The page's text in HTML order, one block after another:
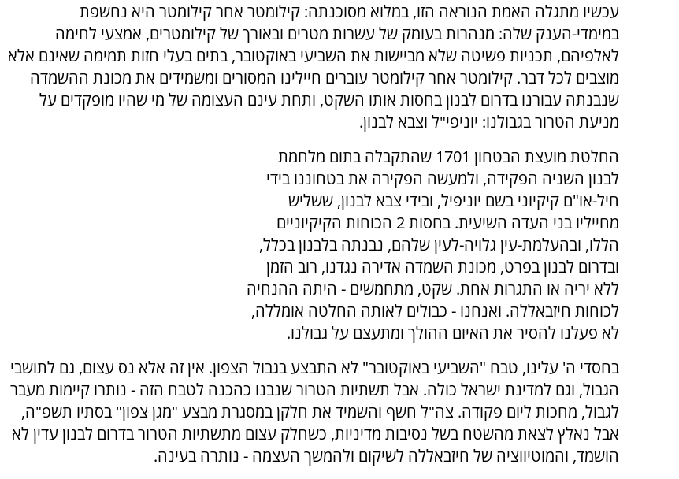
עכשיו מתגלה האמת הנוראה הזו, במלוא מסוכנתה: קילומטר אחר קילומטר היא נחשפת
במימדי-הענק שלה: מנהרות בעומק של עשרות מטרים ובאורך של קילומטרים, אמצעי לחימה
לאלפיהם, תכניות פשיטה שלא מביישות את השביעי באוקטובר, בתים בעלי חזות תמימה שאינם אלא
מוצבים לכל דבר. קילומטר אחר קילומטר עוברים חיילינו המסורים ומשמידים את מכונת ההשמדה
שנבנתה עבורנו בדרום לבנון בחסות אותו השקט, ותחת עינם העצומה של מי שהיו מופקדים על
מניעת הטרור בגבולנו: יוניפי"ל וצבא לבנון.
החלטת מועצת הבטחון 1701 שהתקבלה בתום מלחמת
לבנון השניה הפקידה, ולמעשה הפקירה את בטחוננו בידי
חיל-או"ם קיקיוני בשם יוניפיל, ובידי צבא לבנון, ששליש
מחייליו בני העדה השיעית. בחסות 2 הכוחות הקיקיוניים
הללו, ובהעלמת-עין גלויה-לעין שלהם, נבנתה בלבנון בכלל,
ובדרום לבנון בפרט, מכונת השמדה אדירה נגדנו, רוב הזמן
ללא יריה או התגרות אחת. שקט, מתחמשים - היתה ההנחיה
לכוחות חיזבאללה. ואנחנו - כבולים לאותה החלטה אומללה,
לא פעלנו להסיר את האיום ההולך ומתעצם על גבולנו.
בחסדי ה' עלינו, טבח "השביעי באוקטובר" לא התבצע בגבול הצפון. אין זה אלא נס עצום, גם לתושבי
הגבול, וגם למדינת ישראל כולה. אבל תשתיות הטרור שנבנו כהכנה לטבח הזה - נותרו קיימות מעבר
לגבול, מחכות ליום פקודה. צה"ל חשף והשמיד את חלקן במסגרת מבצע "מגן צפון" בסתיו תשפ"ה,
אבל נאלץ לצאת מהשטח בשל נסיבות מדיניות, כשחלק עצום מתשתיות הטרור בדרום לבנון עדין לא
הושמד, והמוטיווציה של חיזבאללה לשיקום ולהמשך העצמה - נותרה בעינה.